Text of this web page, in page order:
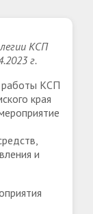
КСП
г.
работы КСП
края
и